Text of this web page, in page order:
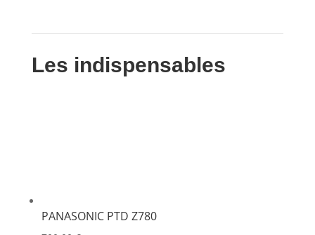
Les indispensables
PANASONIC PTD Z780